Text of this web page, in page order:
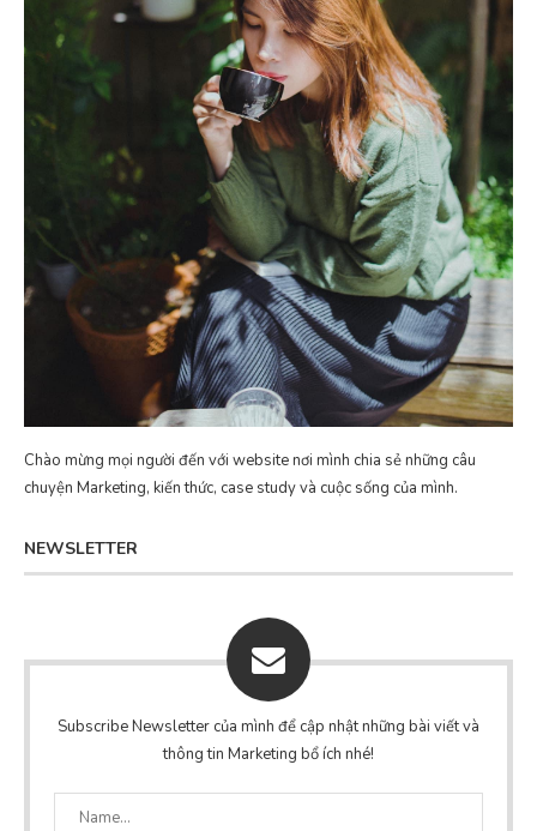
Chào mừng mọi người đến với website nơi mình chia sẻ những câu
chuyện Marketing, kiến thức, case study và cuộc sống của mình.
NEWSLETTER
Subscribe Newsletter của mình để cập nhật những bài viết và
thông tin Marketing bổ ích nhé!